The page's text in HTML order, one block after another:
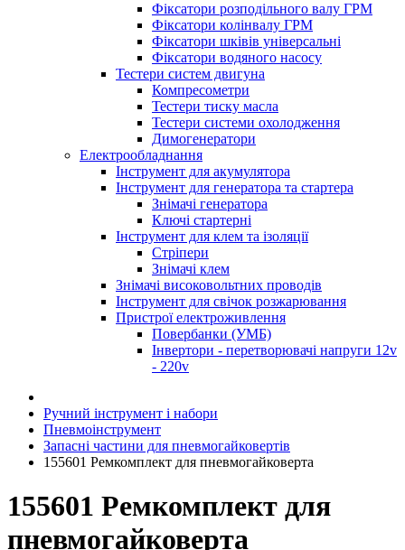
Фіксатори розподільного валу ГРМ
Фіксатори колінвалу ГРМ
Фіксатори шківів універсальні
Фіксатори водяного насосу
Тестери систем двигуна
Компресометри
Тестери тиску масла
Тестери системи охолодження
Димогенератори
Електрообладнання
Інструмент для акумулятора
Інструмент для генератора та стартера
Знімачі генератора
Ключі стартерні
Інструмент для клем та ізоляції
Стріпери
Знімачі клем
Знімачі високовольтних проводів
Інструмент для свічок розжарювання
Пристрої електроживлення
Повербанки (УМБ)
Інвертори - перетворювачі напруги 12v
- 220v
Ручний інструмент і набори
Пневмоінструмент
Запасні частини для пневмогайковертів
155601 Ремкомплект для пневмогайковерта
155601 Ремкомплект для
пневмогайковерта